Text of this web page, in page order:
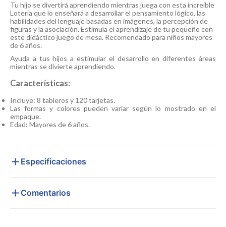
Tu hijo se divertirá aprendiendo mientras juega con esta increíble
Lotería que lo enseñará a desarrollar el pensamiento lógico, las
habilidades del lenguaje basadas en imágenes, la percepción de
figuras y la asociación. Estimula el aprendizaje de tu pequeño con
este didáctico juego de mesa. Recomendado para niños mayores
de 6 años.
Ayuda a tus hijos a estimular el desarrollo en diferentes áreas
mientras se divierte aprendiendo.
Características:
Incluye: 8 tableros y 120 tarjetas.
Las formas y colores pueden variar según lo mostrado en el
empaque.
Edad: Mayores de 6 años.
Especificaciones
Comentarios